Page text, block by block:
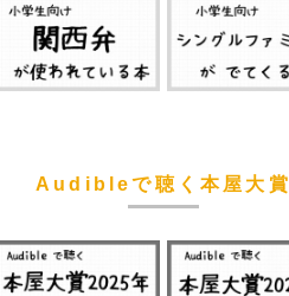
Audibleで聴く本屋大賞